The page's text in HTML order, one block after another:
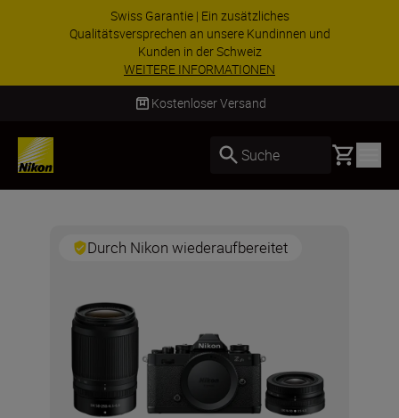
Swiss Garantie | Ein zusätzliches
Qualitätsversprechen an unsere Kundinnen und
Kunden in der Schweiz
WEITERE INFORMATIONEN
Kostenloser Versand
Suche Basket
Durch Nikon wiederaufbereitet